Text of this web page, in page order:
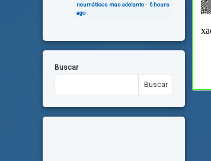
neumáticos mas adelante· 6 hours
ago
Buscar
Buscar